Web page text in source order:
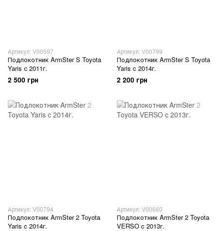
Артикул: V00597
Подлокотник ArmSter S Toyota
Yaris с 2011г.
2 500 грн
Артикул: V00799
Подлокотник ArmSter S Toyota
Yaris c 2014г.
2 200 грн
Артикул: V00794
Подлокотник ArmSter 2 Toyota
Yaris c 2014г.
Артикул: V00660
Подлокотник ArmSter 2 Toyota
VERSO c 2013г.